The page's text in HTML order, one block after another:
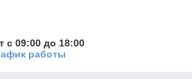
с 09:00 до 18:00
работы